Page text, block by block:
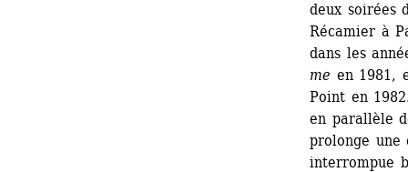
deux soirées
Récamier à
dans les
me en 1981,
Point en
en parallèle
prolonge
interrompue